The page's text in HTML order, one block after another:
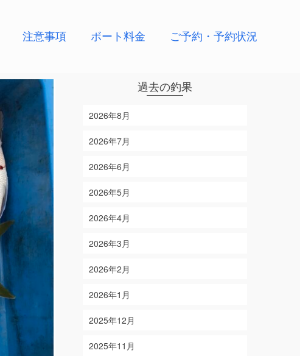
注意事項 ボート料金 ご予約・予約状況
過去の釣果
2026年8月
2026年7月
2026年6月
2026年5月
2026年4月
2026年3月
2026年2月
2026年1月
2025年12月
2025年11月